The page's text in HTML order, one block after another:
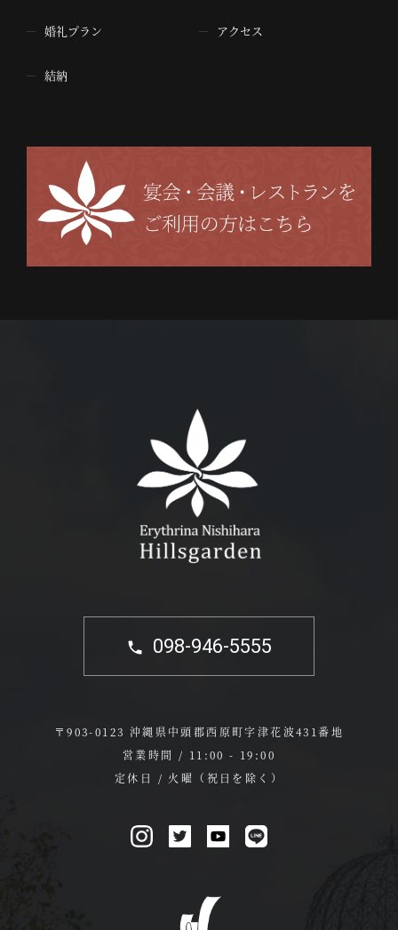
婚礼プラン
結納
アクセス
098-946-5555
〒903-0123 沖縄県中頭郡西原町字津花波431番地
営業時間 / 11:00 - 19:00
定休日 / 火曜（祝日を除く）